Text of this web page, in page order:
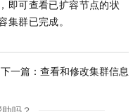
，即可查看已扩容节点的状
集群已完成。
下一篇： 查看和修改集群信息